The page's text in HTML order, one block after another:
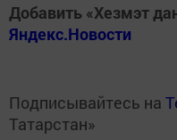
Добавить «Хезмэт
Яндекс.Новости
Подписывайтесь на
Татарстан»